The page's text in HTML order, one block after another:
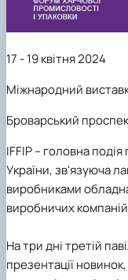
17 - 19 квітня 2024
Міжнародний
Броварський
IFFIP – головна
України, зв'язуюча
виробниками
виробничих
На три дні третій
презентації